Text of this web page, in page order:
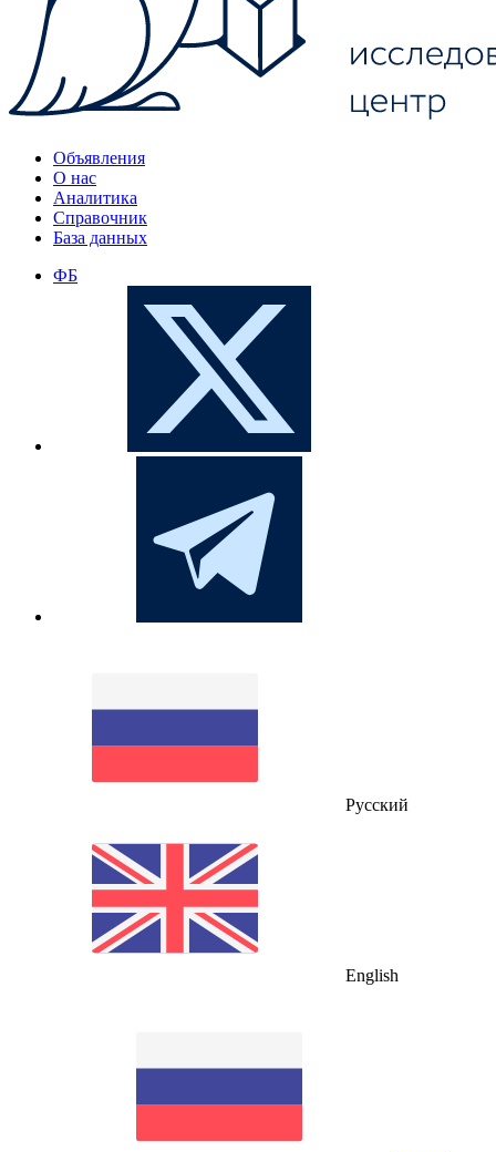
Объявления
О нас
Аналитика
Справочник
База данных
ФБ
Русский
English